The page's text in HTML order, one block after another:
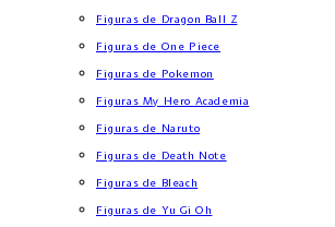
Figuras de Dragon Ball Z
Figuras de One Piece
Figuras de Pokemon
Figuras My Hero Academia
Figuras de Naruto
Figuras de Death Note
Figuras de Bleach
Figuras de Yu Gi Oh